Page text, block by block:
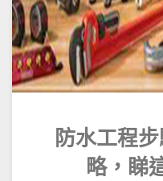
防水工程
略，睇